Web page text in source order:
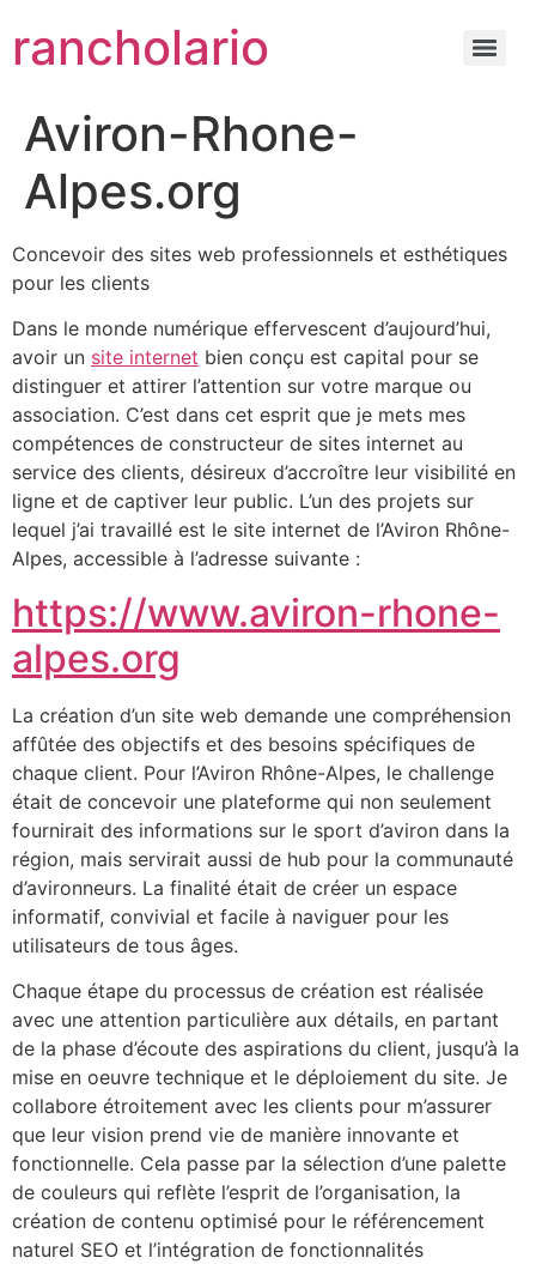
rancholario
Aviron-Rhone-
Alpes.org
Concevoir des sites web professionnels et esthétiques
pour les clients
Dans le monde numérique effervescent d’aujourd’hui,
avoir un site internet bien conçu est capital pour se
distinguer et attirer l’attention sur votre marque ou
association. C’est dans cet esprit que je mets mes
compétences de constructeur de sites internet au
service des clients, désireux d’accroître leur visibilité en
ligne et de captiver leur public. L’un des projets sur
lequel j’ai travaillé est le site internet de l’Aviron Rhône-
Alpes, accessible à l’adresse suivante :
https://www.aviron-rhone-
alpes.org
La création d’un site web demande une compréhension
affûtée des objectifs et des besoins spécifiques de
chaque client. Pour l’Aviron Rhône-Alpes, le challenge
était de concevoir une plateforme qui non seulement
fournirait des informations sur le sport d’aviron dans la
région, mais servirait aussi de hub pour la communauté
d’avironneurs. La finalité était de créer un espace
informatif, convivial et facile à naviguer pour les
utilisateurs de tous âges.
Chaque étape du processus de création est réalisée
avec une attention particulière aux détails, en partant
de la phase d’écoute des aspirations du client, jusqu’à la
mise en oeuvre technique et le déploiement du site. Je
collabore étroitement avec les clients pour m’assurer
que leur vision prend vie de manière innovante et
fonctionnelle. Cela passe par la sélection d’une palette
de couleurs qui reflète l’esprit de l’organisation, la
création de contenu optimisé pour le référencement
naturel SEO et l’intégration de fonctionnalités